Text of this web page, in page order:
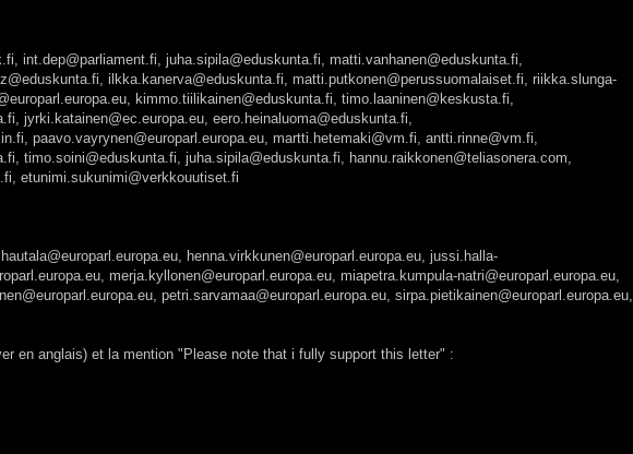
int.dep@parliament.fi, juha.sipila@eduskunta.fi, matti.vanhanen@eduskunta.fi,
ilkka.kanerva@eduskunta.fi, matti.putkonen@perussuomalaiset.fi, riikka.slunga-
kimmo.tiilikainen@eduskunta.fi, timo.laaninen@keskusta.fi,
jyrki.katainen@ec.europa.eu, eero.heinaluoma@eduskunta.fi,
paavo.vayrynen@europarl.europa.eu, martti.hetemaki@vm.fi, antti.rinne@vm.fi,
timo.soini@eduskunta.fi, juha.sipila@eduskunta.fi, hannu.raikkonen@teliasonera.com,
etunimi.sukunimi@verkkouutiset.fi
henna.virkkunen@europarl.europa.eu, jussi.halla-
merja.kyllonen@europarl.europa.eu, miapetra.kumpula-natri@europarl.europa.eu,
petri.sarvamaa@europarl.europa.eu, sirpa.pietikainen@europarl.europa.eu,
en anglais) et la mention "Please note that i fully support this letter" :